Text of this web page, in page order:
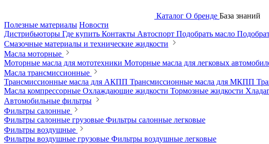
Каталог О бренде База знаний
Полезные материалы Новости
Дистрибьюторы Где купить Контакты Автоспорт Подобрать масло
Смазочные материалы и технические жидкости
Масла моторные
Моторные масла для мототехники Моторные масла для легковых
Масла трансмиссионные
Трансмиссионные масла для АКПП Трансмиссионные масла для МКПП
Масла компрессорные Охлаждающие жидкости Тормозные жидкости
Автомобильные фильтры
Фильтры салонные
Фильтры салонные грузовые Фильтры салонные легковые
Фильтры воздушные
Фильтры воздушные грузовые Фильтры воздушные легковые